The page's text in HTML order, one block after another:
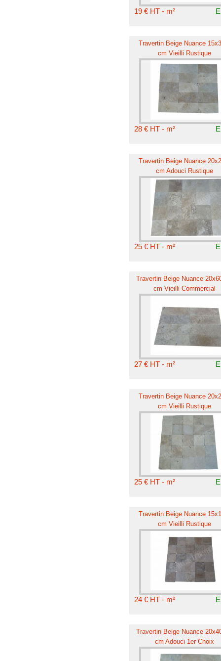
19 € HT - m²
Travertin Beige Nuance
cm Vieilli Rustique
28 € HT - m²
Travertin Beige Nuance
cm Adouci Rustique
25 € HT - m²
Travertin Beige Nuance
cm Vieilli Commercial
27 € HT - m²
Travertin Beige Nuance
cm Vieilli Rustique
25 € HT - m²
Travertin Beige Nuance
cm Vieilli Rustique
24 € HT - m²
Travertin Beige Nuance
cm Adouci 1er Choix